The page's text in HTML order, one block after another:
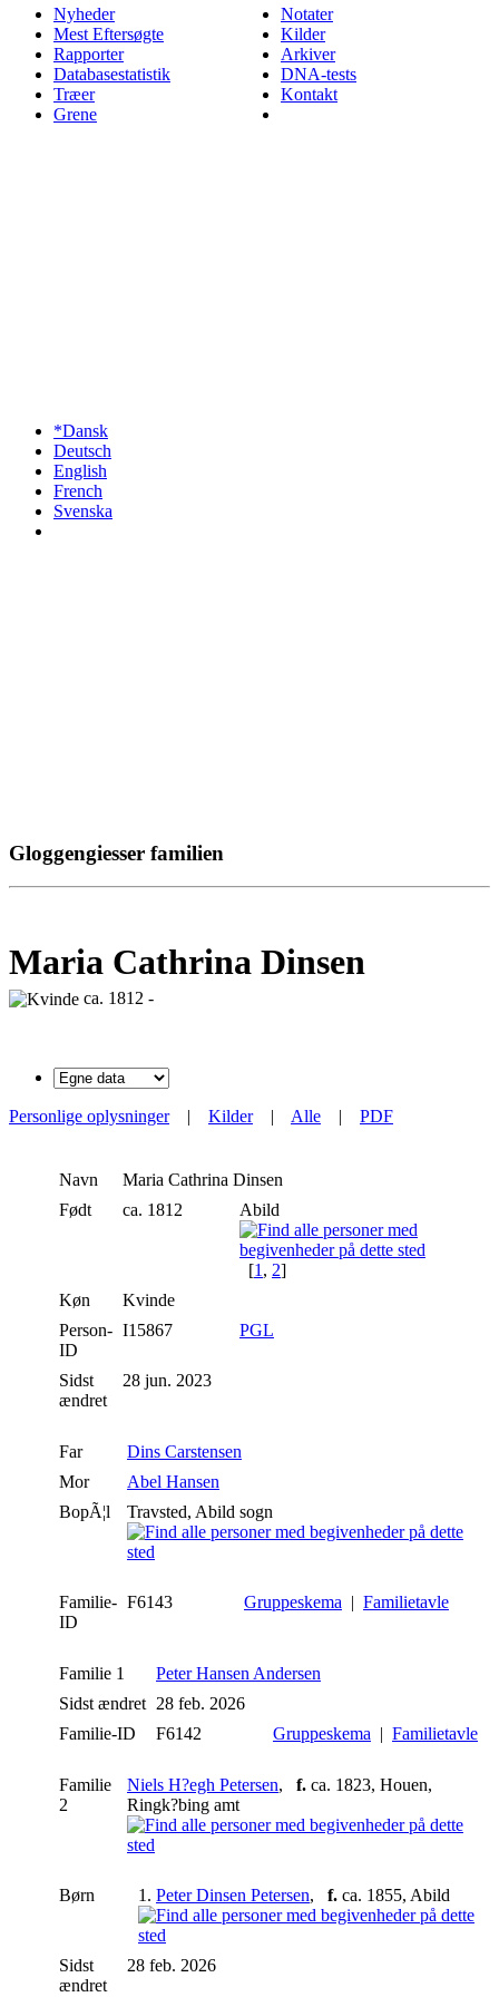
Nyheder
Mest Eftersøgte
Rapporter
Databasestatistik
Træer
Grene
Notater
Kilder
Arkiver
DNA-tests
Kontakt
*Dansk
Deutsch
English
French
Svenska
Gloggengiesser familien
Maria Cathrina Dinsen
ca. 1812 -
Personlige oplysninger| Kilder| Alle | PDF
Navn Maria Cathrina Dinsen
Født
ca. 1812 Abild
[1 , 2]
Køn
Kvinde
Person-
ID
I15867 PGL
Sidst
ændret
28 jun. 2023
Far
Dins Carstensen
Mor
Abel Hansen
BopÃ¦l
Travsted, Abild sogn
Familie-
ID
F6143 Gruppeskema | Familietavle
Familie 1
Peter Hansen Andersen
Sidst ændret 28 feb. 2026
Familie-ID
F6142 Gruppeskema | Familietavle
Familie
2
Niels H?egh Petersen, f. ca. 1823, Houen,
Ringk?bing amt
Børn 1. Peter Dinsen Petersen, f. ca. 1855, Abild
Sidst
ændret
28 feb. 2026